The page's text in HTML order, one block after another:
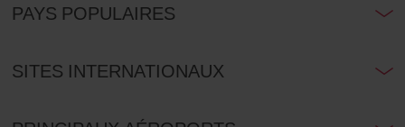
PAYS POPULAIRES
SITES INTERNATIONAUX